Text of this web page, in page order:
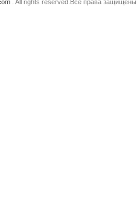
. All rights reserved.Все права защищены.